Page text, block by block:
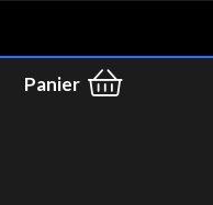
Panier